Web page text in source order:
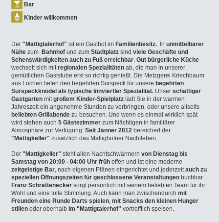
Bar
Kinder willkommen
Der "Mattigtalerhof" ist ein Gasthof im Familienbesitz. In unmittelbarer
Nähe zum Bahnhof und zum Stadtplatz sind viele Geschäfte und
Sehenswürdigkeiten auch zu Fuß erreichbar Gut bürgerliche Küche
wechselt sich mit regionalen Spezialitäten ab, die man in unserer
gemütlichen Gaststube erst so richtig genießt. Die Metzgerei Kriechbaum
aus Lochen liefert den begehrten Surspeck für unsere begehrten
Surspeckknödel als typische Innviertler Spezialität. Unser schattiger
Gastgarten mit großem Kinder-Spielplatz lädt Sie in der warmen
Jahreszeit ein angenehme Stunden zu verbringen, oder unsere allseits
beliebten Grillabende zu besuchen. Und wenn es einmal wirklich spät
wird stehen auch 5 Gästezimmer zum Nächtigen in familiärer
Atmosphäre zur Verfügung. Seit Jänner 2012 bereichert der
"Mattigkeller" zusätzlich das Mattighofner Nachtleben.
Der "Mattigkeller" steht allen Nachtschwärmern von Dienstag bis
Samstag von 20:00 - 04:00 Uhr früh offen und ist eine moderne
zeitgeistige Bar , nach eigenen Plänen eingerichtet und jederzeit auch zu
speziellen Öffnungszeiten für geschlossene Veranstaltungen buchbar.
Franz Schrattenecker sorgt persönlich mit seinem beliebten Team für ihr
Wohl und eine tolle Stimmung. Auch kann man zwischendurch mit
Freunden eine Runde Darts spielen mit Snacks den kleinen Hunger
stillen oder oberhalb im "Mattigtalerhof" vortrefflich speisen.